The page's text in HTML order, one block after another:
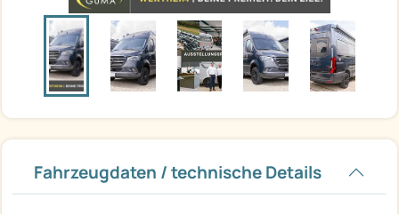
Fahrzeugdaten / technische Details